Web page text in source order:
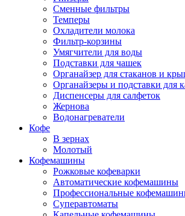
Сменные фильтры
Темперы
Охладители молока
Фильтр-корзины
Умягчители для воды
Подставки для чашек
Органайзер для стаканов и
Органайзеры и подставки для
Диспенсеры для салфеток
Жернова
Водонагреватели
Кофе
В зернах
Молотый
Кофемашины
Рожковые кофеварки
Автоматические кофемашины
Профессиональные
Суперавтоматы